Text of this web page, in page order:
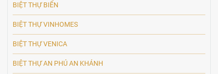
BIỆT THỰ BIỂN
BIỆT THỰ VINHOMES
BIỆT THỰ VENICA
BIỆT THỰ AN PHÚ AN KHÁNH